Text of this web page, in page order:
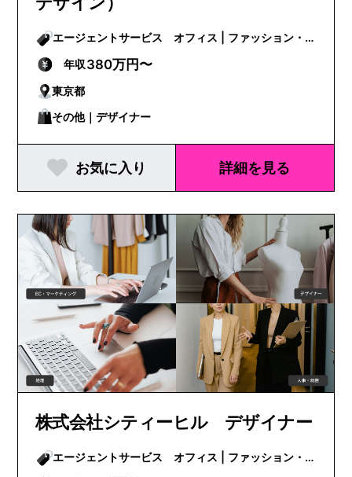
エージェントサービス オフィス | ファッション・
ビューティー
年収380万円〜
東京都
その他｜デザイナー
お気に入り 詳細を見る
株式会社シティーヒル デザイナー
エージェントサービス オフィス | ファッション・